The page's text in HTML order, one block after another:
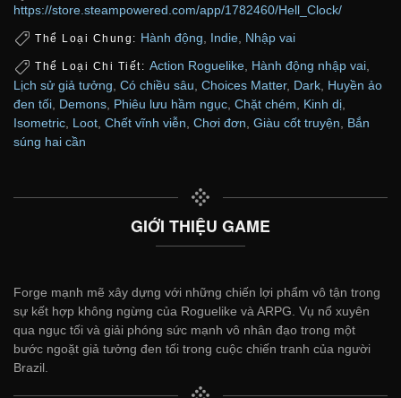
https://store.steampowered.com/app/1782460/Hell_Clock/
Thể Loại Chung: Hành động Indie Nhập vai
Thể Loại Chi Tiết: Action Roguelike, Hành động nhập vai,
Lịch sử giả tưởng Có chiều sâu Choices Matter, Dark Huyền ảo
đen tối Demons Phiêu lưu hầm ngục Chặt chém Kinh dị
Isometric Loot Chết vĩnh viễn Chơi đơn Giàu cốt truyện
Bắn
súng hai cần
GIỚI THIỆU GAME
Forge mạnh mẽ xây dựng với những chiến lợi phẩm vô tận trong
sự kết hợp không ngừng của Roguelike và ARPG. Vụ nổ xuyên
qua ngục tối và giải phóng sức mạnh vô nhân đạo trong một
bước ngoặt giả tưởng đen tối trong cuộc chiến tranh của người
Brazil.